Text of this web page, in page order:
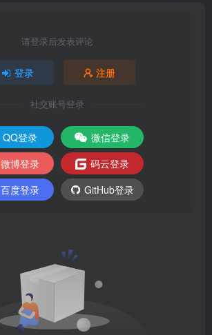
请登录后发表评论
登录 注册
社交账号登录
QQ登录
微信登录
微博登录
码云登录
百度登录
GitHub登录